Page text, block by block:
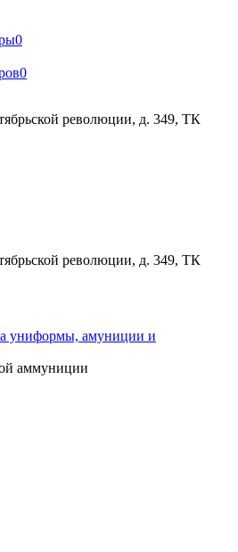
0
0
революции, д. 349, ТК
революции, д. 349, ТК
аммуниции